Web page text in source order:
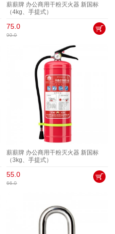
薪薪牌 办公商用干粉灭火器 新国标
（4kg、手提式）
75.0
90.0
薪薪牌 办公商用干粉灭火器 新国标
（3kg、手提式）
55.0
66.0